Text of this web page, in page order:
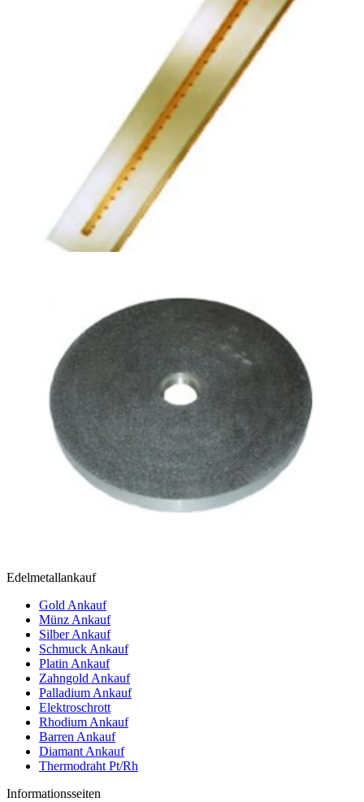
Edelmetallankauf
Gold Ankauf
Münz Ankauf
Silber Ankauf
Schmuck Ankauf
Platin Ankauf
Zahngold Ankauf
Palladium Ankauf
Elektroschrott
Rhodium Ankauf
Barren Ankauf
Diamant Ankauf
Thermodraht Pt/Rh
Informationsseiten